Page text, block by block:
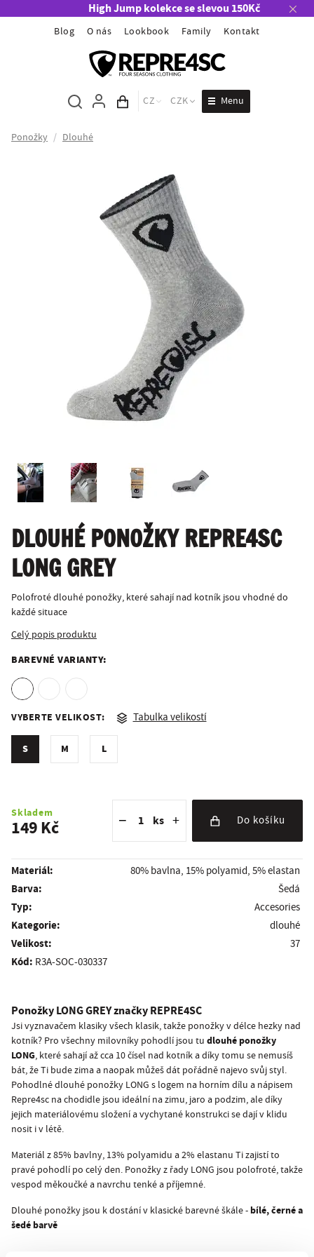
High Jump kolekce se slevou 150Kč
Blog O nás Lookbook Family Kontakt
Obsah košíku
CZ CZK Menu
Ponožky / Dlouhé
DLOUHÉ PONOŽKY REPRE4SC
LONG GREY
Polofroté dlouhé ponožky, které sahají nad kotník jsou vhodné do
každé situace
Celý popis produktu
BAREVNÉ VARIANTY:
VYBERTE VELIKOST: Tabulka velikostí
S M L
Skladem
149 Kč − ks + Do košíku
Materiál: 80% bavlna, 15% polyamid, 5% elastan
Barva: Šedá
Typ: Accesories
Kategorie: dlouhé
Velikost: 37
Kód: R3A-SOC-030337
PonožkyLONG GREYznačkyREPRE4SC
Jsi vyznavačem klasiky všech klasik, takže ponožky v délce hezky nad
kotník? Pro všechny milovníky pohodlí jsou tu dlouhé ponožky
LONG, které sahají až cca 10 čísel nad kotník a díky tomu se nemusíš
bát, že Ti bude zima a naopak můžeš dát pořádně najevo svůj styl.
Pohodlné dlouhé ponožky LONG s logem na horním dílu a nápisem
Repre4sc na chodidle jsou ideální na zimu, jaro a podzim, ale díky
jejich materiálovému složení a vychytané konstrukci se dají v klidu
nosit i v létě.
Materiál z 85% bavlny, 13% polyamidu a 2% elastanu Ti zajistí to
pravé pohodlí po celý den. Ponožky z řady LONG jsou polofroté, takže
vespod měkoučké a navrchu tenké a příjemné.
Dlouhé ponožky jsou k dostání v klasické barevné škále - bílé, černé a
šedé barvě